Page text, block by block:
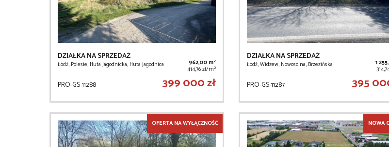
DZIAŁKA NA SPRZEDAŻ
Łódź, Polesie, Huta Jagodnicka, Huta Jagodnica 962,00 m2
414,76 zł/m2
PRO-GS-11288 399 000 zł
DZIAŁKA NA SPRZEDAŻ
Łódź, Widzew, Nowosolna, Brzezińska 1
PRO-GS-11287 395
OFERTA NA WYŁĄCZNOŚĆ NOWA